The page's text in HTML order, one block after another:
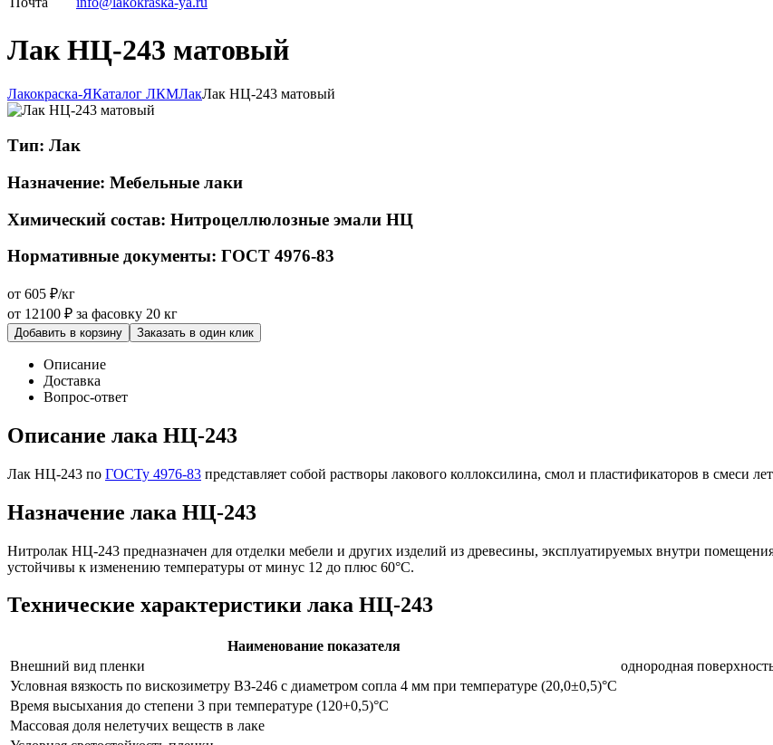
Лак НЦ-243 матовый
Лакокраска-ЯКаталог ЛКМЛакЛак НЦ-243 матовый
Тип: Лак
Назначение: Мебельные лаки
Химический состав: Нитроцеллюлозные эмали НЦ
Нормативные документы: ГОСТ 4976-83
от 605 ₽/кг
от 12100 ₽ за фасовку 20 кг
Добавить в корзину Заказать в один клик
Описание
Доставка
Вопрос-ответ
Описание лака НЦ-243
Лак НЦ-243 по ГОСТу 4976-83 представляет собой растворы лакового коллоксилина, смол и пластификаторов в смеси
Назначение лака НЦ-243
Нитролак НЦ-243 предназначен для отделки мебели и других изделий из древесины, эксплуатируемых внутри
устойчивы к изменению температуры от минус 12 до плюс 60°С.
Технические характеристики лака НЦ-243
Наименование показателя
Внешний вид пленки
однородная
Условная вязкость по вискозиметру ВЗ-246 с диаметром сопла 4 мм при температуре (20,0±0,5)°C
Время высыхания до степени 3 при температуре (120+0,5)°C
Массовая доля нелетучих веществ в лаке